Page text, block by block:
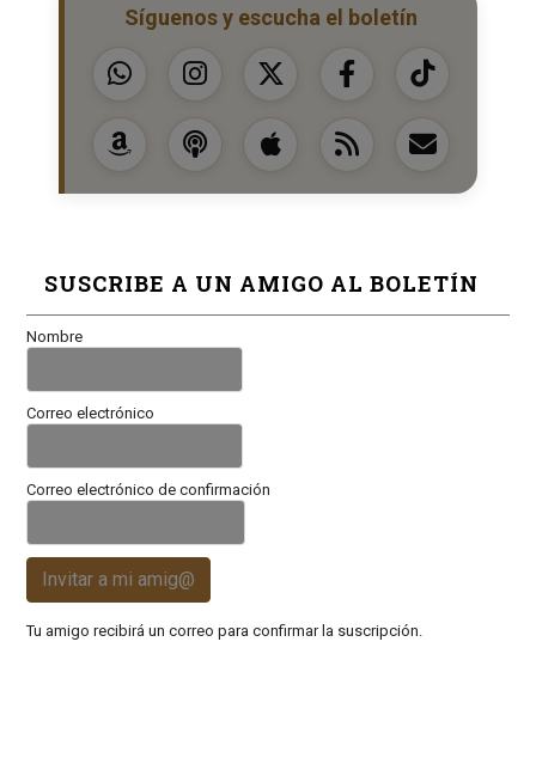
Síguenos y escucha el boletín
SUSCRIBE A UN AMIGO AL BOLETÍN
Nombre
Correo electrónico
Correo electrónico de confirmación
Invitar a mi amig@
Tu amigo recibirá un correo para confirmar la suscripción.